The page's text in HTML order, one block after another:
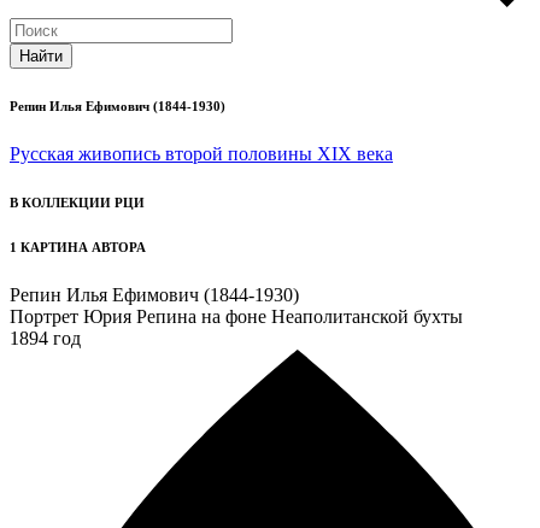
Репин Илья Ефимович (1844-1930)
Русская живопись второй половины XIX века
В КОЛЛЕКЦИИ РЦИ
1 КАРТИНА АВТОРА
Репин Илья Ефимович (1844-1930)
Портрет Юрия Репина на фоне Неаполитанской бухты
1894 год